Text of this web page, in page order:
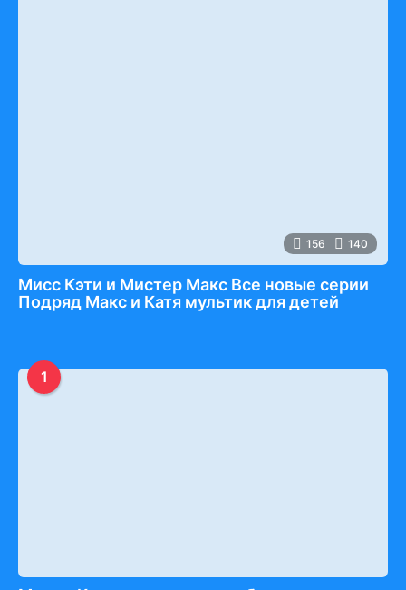
156 140
Мисс Кэти и Мистер Макс Все новые серии
Подряд Макс и Катя мультик для детей
1